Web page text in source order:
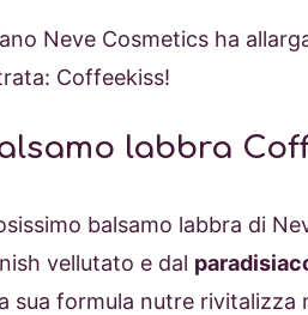
Neve Cosmetics ha
Coffeekiss!
labbra
balsamo labbra di
vellutato e dal
sua formula nutre